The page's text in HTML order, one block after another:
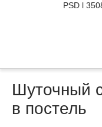
PSD l
Шуточный
в постель